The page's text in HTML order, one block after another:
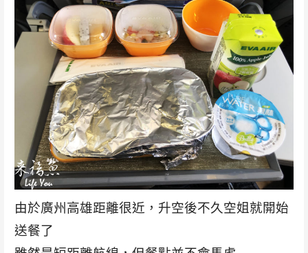
由於廣州高雄距離很近，升空後不久空姐就開始
送餐了